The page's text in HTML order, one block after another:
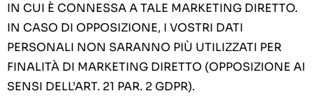
IN CUI È CONNESSA A TALE MARKETING DIRETTO.
IN CASO DI OPPOSIZIONE, I VOSTRI DATI
PERSONALI NON SARANNO PIÙ UTILIZZATI PER
FINALITÀ DI MARKETING DIRETTO (OPPOSIZIONE AI
SENSI DELL’ART. 21 PAR. 2 GDPR).